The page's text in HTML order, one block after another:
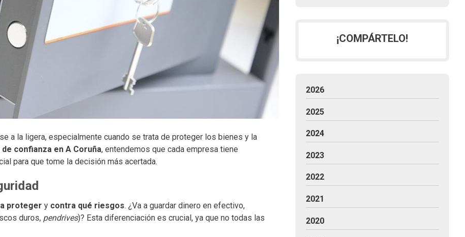
a la ligera, especialmente cuando se trata de proteger los bienes y la
confianza en A Coruña, entendemos que cada empresa tiene
para que tome la decisión más acertada.
proteger y contra qué riesgos. ¿Va a guardar dinero en efectivo,
duros, pendrives)? Esta diferenciación es crucial, ya que no todas las
¡COMPÁRTELO!
2026
2025
2024
2023
2022
2021
2020